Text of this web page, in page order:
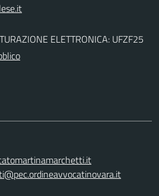
ELETTRONICA: UFZF25